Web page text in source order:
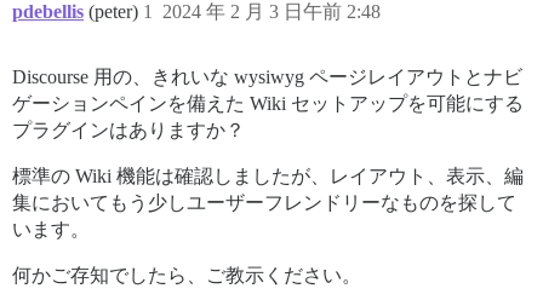
pdebellis (peter) 2024 年 2 月 3 日午前 2:48
1
Discourse 用の、きれいな wysiwyg ページレイアウトとナビ
ゲーションペインを備えた Wiki セットアップを可能にする
プラグインはありますか？
標準の Wiki 機能は確認しましたが、レイアウト、表示、編
集においてもう少しユーザーフレンドリーなものを探して
います。
何かご存知でしたら、ご教示ください。